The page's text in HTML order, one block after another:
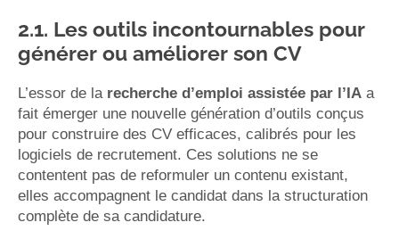
2.1. Les outils incontournables pour
générer ou améliorer son CV
L’essor de la recherche d’emploi assistée par l’IA a
fait émerger une nouvelle génération d’outils conçus
pour construire des CV efficaces, calibrés pour les
logiciels de recrutement. Ces solutions ne se
contentent pas de reformuler un contenu existant,
elles accompagnent le candidat dans la structuration
complète de sa candidature.